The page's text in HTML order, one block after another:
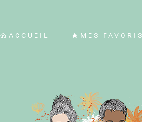
ACCUEIL MES FAVORIS